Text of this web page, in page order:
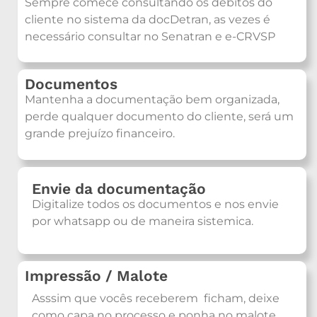
cliente no sistema da docDetran, as vezes é
necessário consultar no Senatran e e-CRVSP
Documentos
Mantenha a documentação bem organizada,
perde qualquer documento do cliente, será um
grande prejuízo financeiro.
Envie da documentação
Digitalize todos os documentos e nos envie
por whatsapp ou de maneira sistemica.
Impressão / Malote
Asssim que vocês receberem ficham, deixe